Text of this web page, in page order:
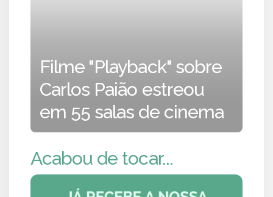
Filme "Playback" sobre
Carlos Paião estreou
em 55 salas de cinema
Acabou de tocar...